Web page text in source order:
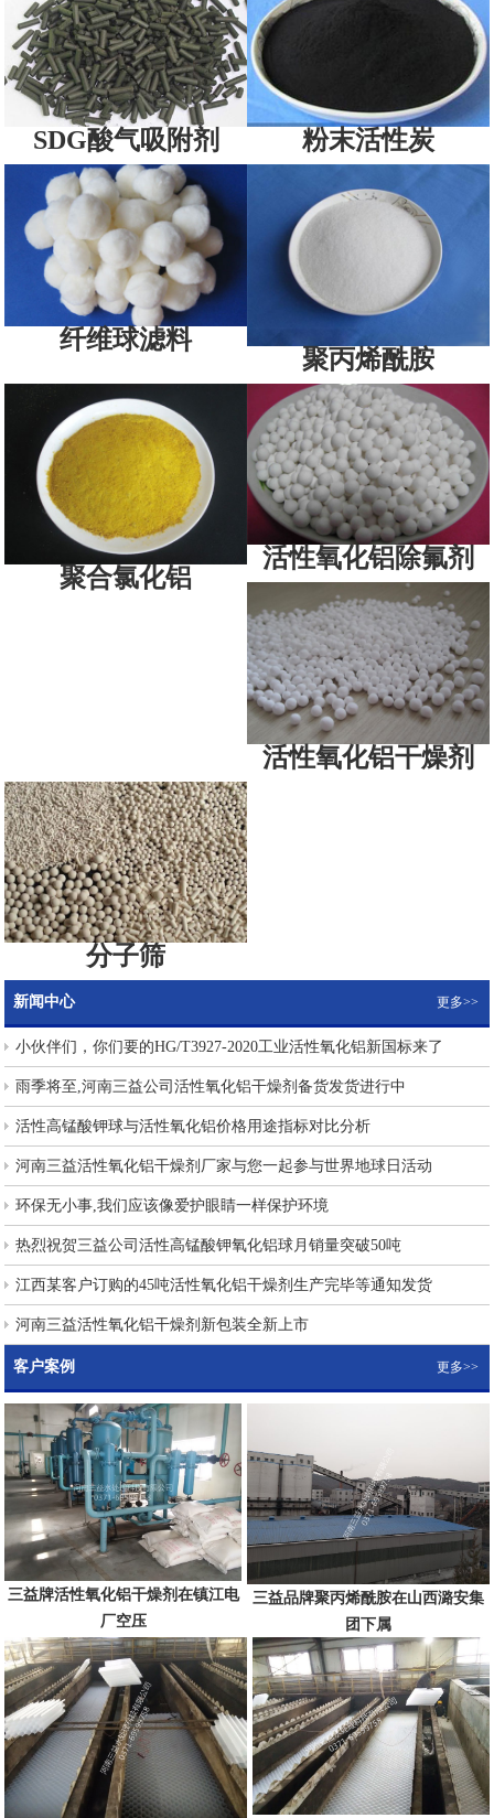
SDG酸气吸附剂 粉末活性炭
纤维球滤料
聚丙烯酰胺
聚合氯化铝
活性氧化铝除氟剂
活性氧化铝干燥剂
分子筛
新闻中心 更多>>
小伙伴们，你们要的HG/T3927-2020工业活性氧化铝新国标来了
雨季将至,河南三益公司活性氧化铝干燥剂备货发货进行中
活性高锰酸钾球与活性氧化铝价格用途指标对比分析
河南三益活性氧化铝干燥剂厂家与您一起参与世界地球日活动
环保无小事,我们应该像爱护眼睛一样保护环境
热烈祝贺三益公司活性高锰酸钾氧化铝球月销量突破50吨
江西某客户订购的45吨活性氧化铝干燥剂生产完毕等通知发货
河南三益活性氧化铝干燥剂新包装全新上市
客户案例 更多>>
三益牌活性氧化铝干燥剂在镇江电
厂空压
三益品牌聚丙烯酰胺在山西潞安集
团下属